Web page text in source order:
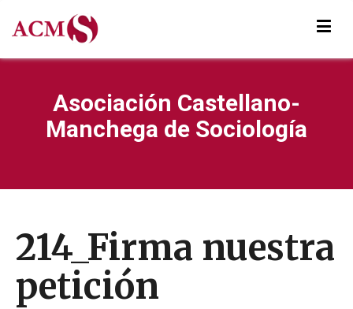
Asociación Castellano-
Manchega de Sociología
214_Firma nuestra
petición